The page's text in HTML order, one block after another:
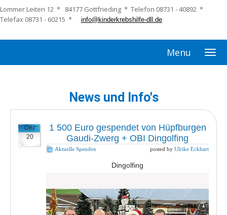
Lommer Leiten 12 * 84177 Gottfrieding * Telefon 08731 - 40892 *
Telefax 08731 - 60215 *
info@kinderkrebshilfe-dll.de
Menu
News und Info's
Dez
20
1 500 Euro gespendet von Hüpfburgen
Gaudi-Zwerg + OBI Dingolfing
Aktuelle Spenden posted by Ulrike Eckhart
Dingolfing